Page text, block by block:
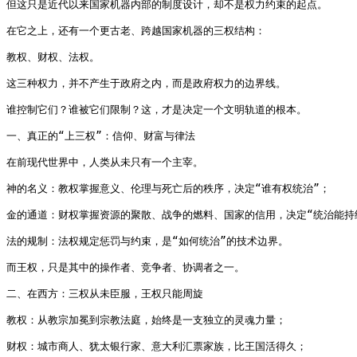
但这只是近代以来国家机器内部的制度设计，却不是权力约束的起点。
在它之上，还有一个更古老、跨越国家机器的三权结构：
教权、财权、法权。
这三种权力，并不产生于政府之内，而是政府权力的边界线。
谁控制它们？谁被它们限制？这，才是决定一个文明轨道的根本。
一、真正的“上三权”：信仰、财富与律法
在前现代世界中，人类从未只有一个主宰。
神的名义：教权掌握意义、伦理与死亡后的秩序，决定“谁有权统治”；
金的通道：财权掌握资源的聚散、战争的燃料、国家的信用，决定“统治能持
法的规制：法权规定惩罚与约束，是“如何统治”的技术边界。
而王权，只是其中的操作者、竞争者、协调者之一。
二、在西方：三权从未臣服，王权只能周旋
教权：从教宗加冕到宗教法庭，始终是一支独立的灵魂力量；
财权：城市商人、犹太银行家、意大利汇票家族，比王国活得久；